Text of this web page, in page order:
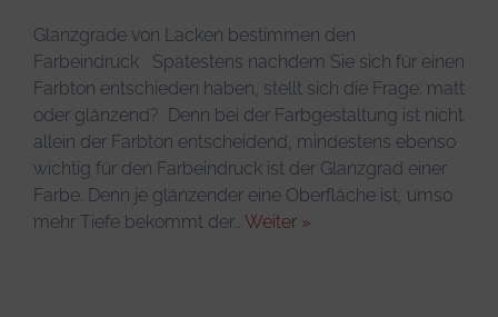
Glanzgrade von Lacken bestimmen den
Farbeindruck Spätestens nachdem Sie sich für einen
Farbton entschieden haben, stellt sich die Frage: matt
oder glänzend? Denn bei der Farbgestaltung ist nicht
allein der Farbton entscheidend, mindestens ebenso
wichtig für den Farbeindruck ist der Glanzgrad einer
Farbe. Denn je glänzender eine Oberfläche ist, umso
mehr Tiefe bekommt der… Weiter »